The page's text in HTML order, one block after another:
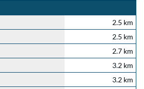
2.5 km
2.5 km
2.7 km
3.2 km
3.2 km